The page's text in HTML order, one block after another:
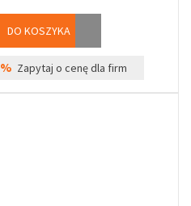
DO KOSZYKA
% Zapytaj o cenę dla firm